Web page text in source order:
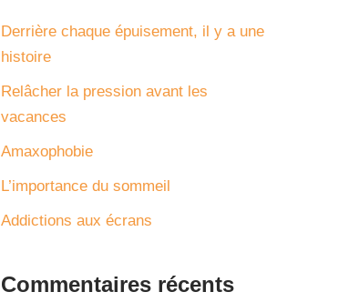
Derrière chaque épuisement, il y a une
histoire
Relâcher la pression avant les
vacances
Amaxophobie
L’importance du sommeil
Addictions aux écrans
Commentaires récents